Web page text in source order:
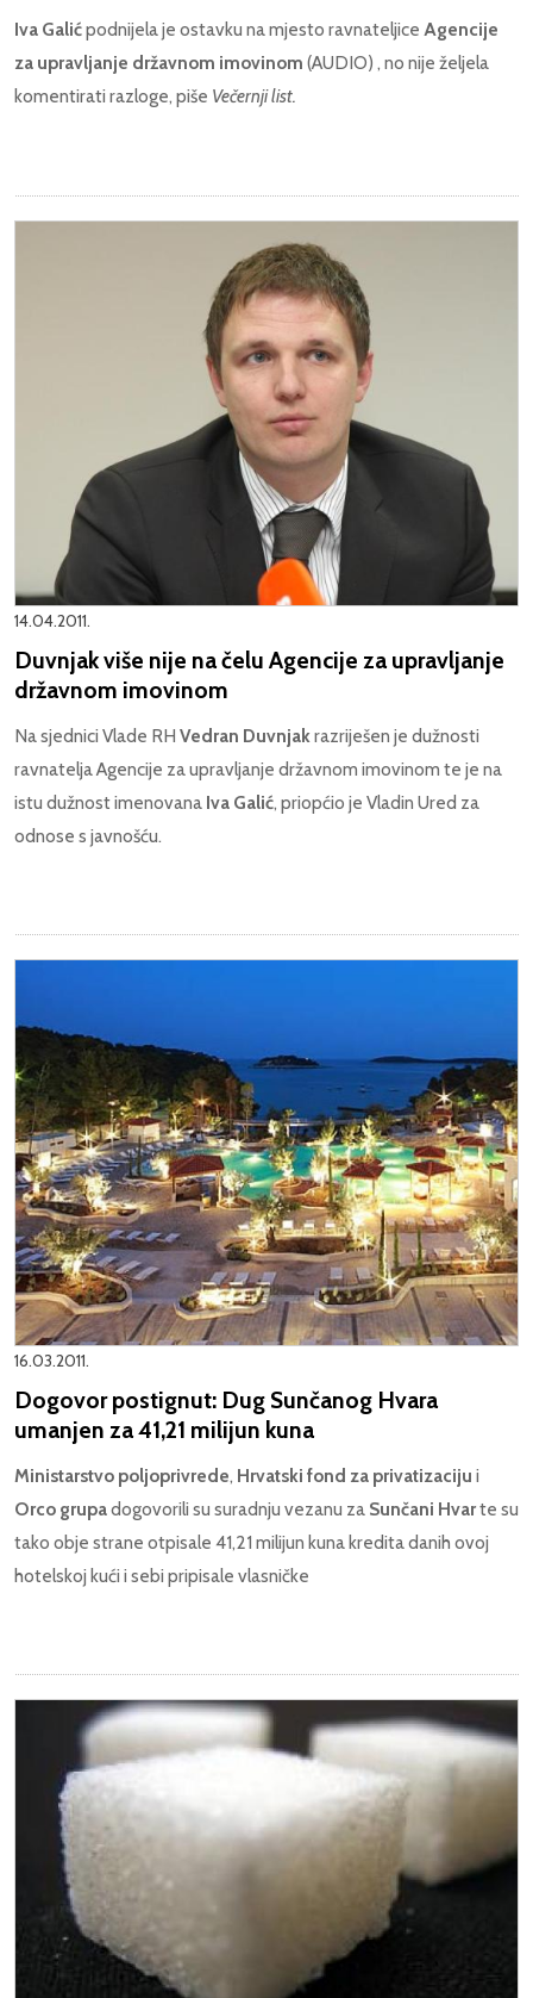
Iva Galićpodnijela je ostavku na mjesto ravnateljice Agencije
za upravljanje državnom imovinom (AUDIO) , no nije željela
komentirati razloge, piše Večernji list.
14.04.2011.
Duvnjak više nije na čelu Agencije za upravljanje
državnom imovinom
Na sjednici Vlade RH Vedran Duvnjakrazriješen je dužnosti
ravnatelja Agencije za upravljanje državnom imovinom te je na
istu dužnost imenovana Iva Galić, priopćio je Vladin Ured za
odnose s javnošću.
16.03.2011.
Dogovor postignut: Dug Sunčanog Hvara
umanjen za 41,21 milijun kuna
Ministarstvo poljoprivrede, Hrvatski fond za privatizaciju i
Orco grupadogovorili su suradnju vezanu za Sunčani Hvarte su
tako obje strane otpisale 41,21 milijun kuna kredita danih ovoj
hotelskoj kući i sebi pripisale vlasničke